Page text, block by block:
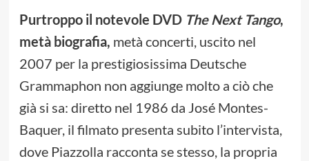
Purtroppo il notevole DVD The Next Tango,
metà biografia, metà concerti, uscito nel
2007 per la prestigiosissima Deutsche
Grammaphon non aggiunge molto a ciò che
già si sa: diretto nel 1986 da José Montes-
Baquer, il filmato presenta subito l’intervista,
dove Piazzolla racconta se stesso, la propria